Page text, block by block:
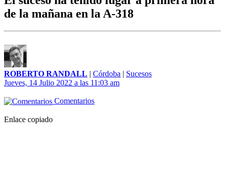
de la mañana en la A-318
ROBERTO RANDALL | Córdoba | Sucesos
Jueves, 14 Julio 2022 a las 11:03 am
Comentarios
Enlace copiado